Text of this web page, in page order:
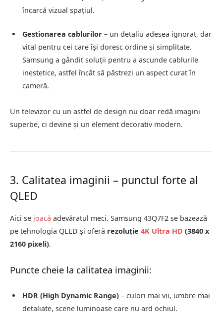
încarcă vizual spațiul.
Gestionarea cablurilor – un detaliu adesea ignorat, dar
vital pentru cei care își doresc ordine și simplitate.
Samsung a gândit soluții pentru a ascunde cablurile
inestetice, astfel încât să păstrezi un aspect curat în
cameră.
Un televizor cu un astfel de design nu doar redă imagini
superbe, ci devine și un element decorativ modern.
3. Calitatea imaginii – punctul forte al
QLED
Aici se joacă adevăratul meci. Samsung 43Q7F2 se bazează
pe tehnologia QLED și oferă rezoluție 4K Ultra HD (3840 x
2160 pixeli).
Puncte cheie la calitatea imaginii:
HDR (High Dynamic Range) – culori mai vii, umbre mai
detaliate, scene luminoase care nu ard ochiul.